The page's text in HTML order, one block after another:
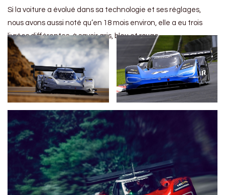
Si la voiture a évolué dans sa technologie et ses réglages,
nous avons aussi noté qu’en 18 mois environ, elle a eu trois
livrées différentes, à savoir gris, bleu et rouge.